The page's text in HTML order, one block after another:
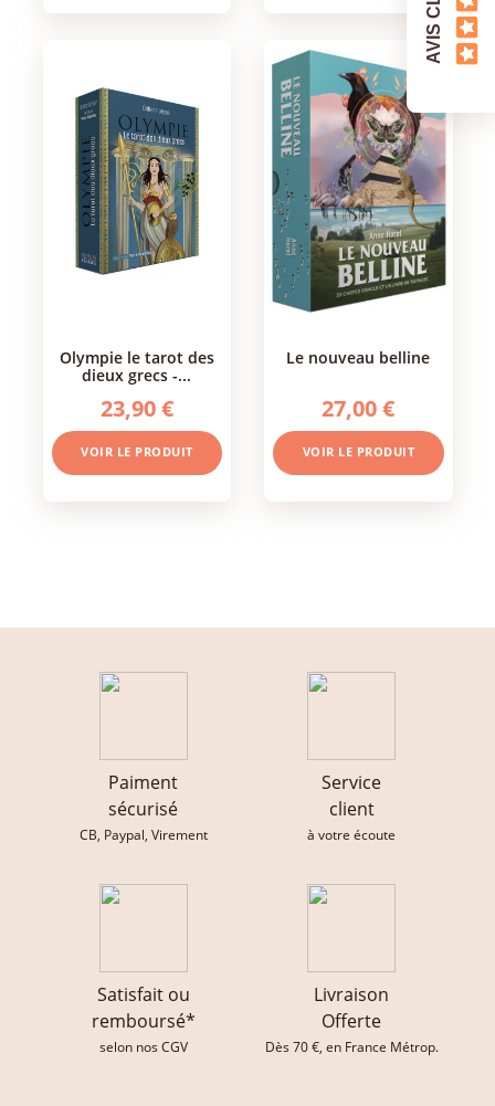
olympie le tarot des
dieux grecs -...
23,90 €
VOIR LE PRODUIT
le nouveau belline
27,00 €
VOIR LE PRODUIT
Paiment
sécurisé
CB, Paypal, Virement
Service
client
à votre écoute
Satisfait ou
remboursé*
selon nos CGV
Livraison
Offerte
Dès 70 €, en France Métrop.